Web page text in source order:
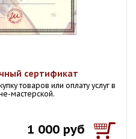
сертификат
товаров или оплату услуг в
мастерской.
1 000 руб